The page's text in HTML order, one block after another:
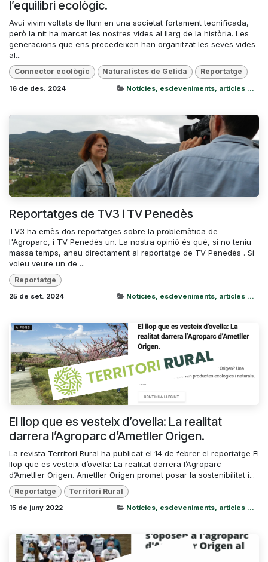
l’equilibri ecològic.
Avui vivim voltats de llum en una societat fortament tecnificada,
però la nit ha marcat les nostres vides al llarg de la història. Les
generacions que ens precedeixen han organitzat les seves vides
al...
Connector ecològic Naturalistes de Gelida Reportatge
16 de des. 2024 Notícies, esdeveniments, articles ...
Reportatges de TV3 i TV Penedès
TV3 ha emès dos reportatges sobre la problemàtica de
l'Agroparc, i TV Penedès un. La nostra opinió és què, si no teniu
massa temps, aneu directament al reportatge de TV Penedès . Si
voleu veure un de ...
Reportatge
25 de set. 2024 Notícies, esdeveniments, articles ...
El llop que es vesteix d’ovella: La realitat
darrera l’Agroparc d’Ametller Origen.
La revista Territori Rural ha publicat el 14 de febrer el reportatge El
llop que es vesteix d’ovella: La realitat darrera l’Agroparc
d’Ametller Origen. Ametller Origen promet posar la sostenibilitat i...
Reportatge Territori Rural
15 de juny 2022 Notícies, esdeveniments, articles ...